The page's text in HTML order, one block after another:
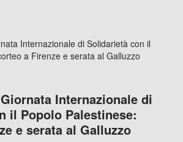
Internazionale di
il Popolo Palestinese:
e serata al Galluzzo